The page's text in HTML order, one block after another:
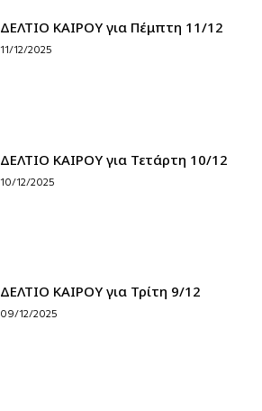
ΔΕΛΤΙΟ ΚΑΙΡΟΥ για Πέμπτη 11/12
11/12/2025
ΔΕΛΤΙΟ ΚΑΙΡΟΥ για Τετάρτη 10/12
10/12/2025
ΔΕΛΤΙΟ ΚΑΙΡΟΥ για Τρίτη 9/12
09/12/2025